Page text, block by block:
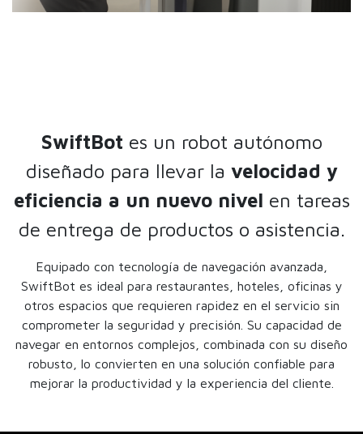
SwiftBot es un robot autónomo
diseñado para llevar la velocidad y
eficiencia a un nuevo nivel en tareas
de entrega de productos o asistencia.
Equipado con tecnología de navegación avanzada,
SwiftBot es ideal para restaurantes, hoteles, oficinas y
otros espacios que requieren rapidez en el servicio sin
comprometer la seguridad y precisión. Su capacidad de
navegar en entornos complejos, combinada con su diseño
robusto, lo convierten en una solución confiable para
mejorar la productividad y la experiencia del cliente.​